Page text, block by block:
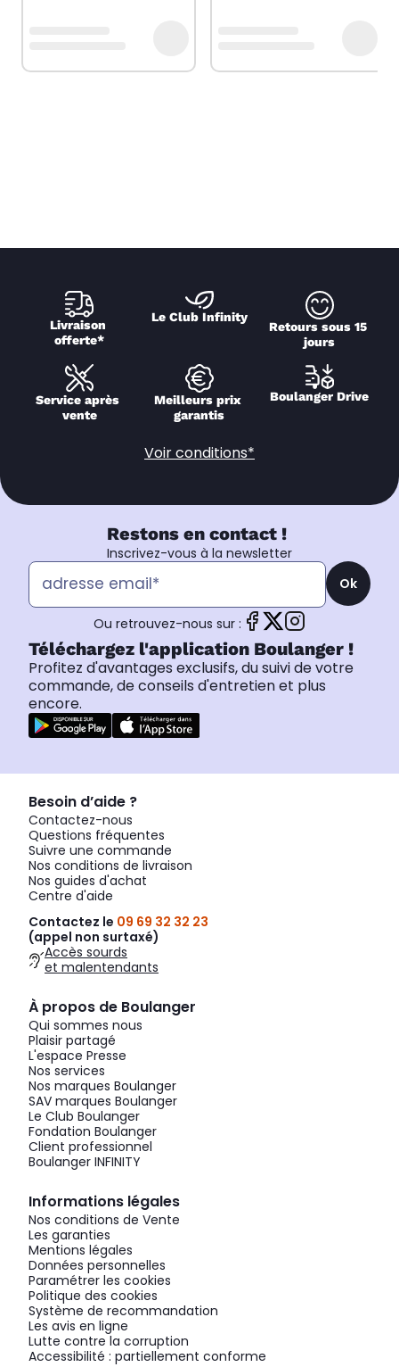
Livraison
offerte*
Le Club Infinity
Retours sous 15
jours
Service après
vente
Meilleurs prix
garantis
Boulanger Drive
Voir conditions*
Restons en contact !
Inscrivez-vous à la newsletter
Ok
Ou retrouvez-nous sur :
Téléchargez l'application Boulanger !
Profitez d'avantages exclusifs, du suivi de votre
commande, de conseils d'entretien et plus
encore.
Besoin d’aide ?
Contactez-nous
Questions fréquentes
Suivre une commande
Nos conditions de livraison
Nos guides d'achat
Centre d'aide
Contactez le 09 69 32 32 23
(appel non surtaxé)
Accès sourds
et malentendants
À propos de Boulanger
Qui sommes nous
Plaisir partagé
L'espace Presse
Nos services
Nos marques Boulanger
SAV marques Boulanger
Le Club Boulanger
Fondation Boulanger
Client professionnel
Boulanger INFINITY
Informations légales
Nos conditions de Vente
Les garanties
Mentions légales
Données personnelles
Paramétrer les cookies
Politique des cookies
Système de recommandation
Les avis en ligne
Lutte contre la corruption
Accessibilité : partiellement conforme